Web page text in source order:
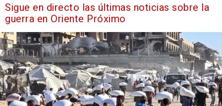
Sigue en directo las últimas noticias sobre la
guerra en Oriente Próximo